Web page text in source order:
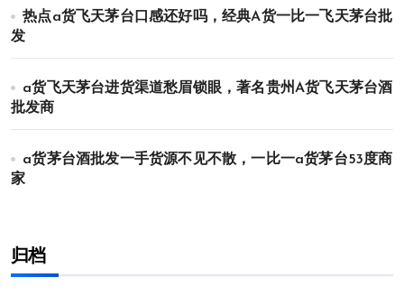
热点a货飞天茅台口感还好吗，经典A货一比一飞天茅台批
发
a货飞天茅台进货渠道愁眉锁眼，著名贵州A货飞天茅台酒
批发商
a货茅台酒批发一手货源不见不散，一比一a货茅台53度商
家
归档